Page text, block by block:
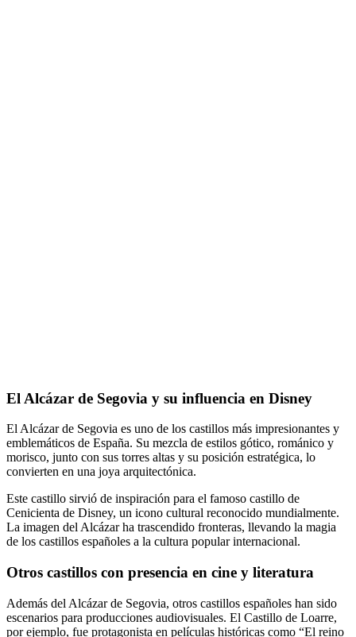
El Alcázar de Segovia y su influencia en Disney
El Alcázar de Segovia es uno de los castillos más impresionantes y
emblemáticos de España. Su mezcla de estilos gótico, románico y
morisco, junto con sus torres altas y su posición estratégica, lo
convierten en una joya arquitectónica.
Este castillo sirvió de inspiración para el famoso castillo de
Cenicienta de Disney, un icono cultural reconocido mundialmente.
La imagen del Alcázar ha trascendido fronteras, llevando la magia
de los castillos españoles a la cultura popular internacional.
Otros castillos con presencia en cine y literatura
Además del Alcázar de Segovia, otros castillos españoles han sido
escenarios para producciones audiovisuales. El Castillo de Loarre,
por ejemplo, fue protagonista en películas históricas como “El reino